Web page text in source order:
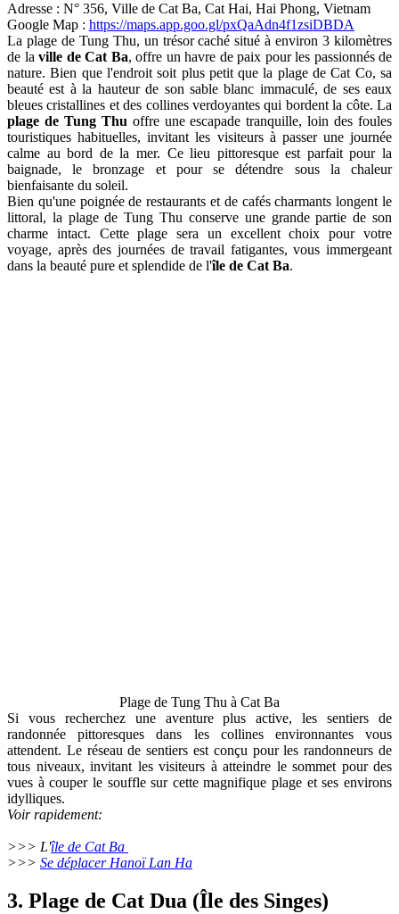
Adresse : N° 356, Ville de Cat Ba, Cat Hai, Hai Phong, Vietnam
Google Map : https://maps.app.goo.gl/pxQaAdn4f1zsiDBDA
La plage de Tung Thu, un trésor caché situé à environ 3 kilomètres
de la ville de Cat Ba, offre un havre de paix pour les passionnés de
nature. Bien que l'endroit soit plus petit que la plage de Cat Co, sa
beauté est à la hauteur de son sable blanc immaculé, de ses eaux
bleues cristallines et des collines verdoyantes qui bordent la côte. La
plage de Tung Thu offre une escapade tranquille, loin des foules
touristiques habituelles, invitant les visiteurs à passer une journée
calme au bord de la mer. Ce lieu pittoresque est parfait pour la
baignade, le bronzage et pour se détendre sous la chaleur
bienfaisante du soleil.
Bien qu'une poignée de restaurants et de cafés charmants longent le
littoral, la plage de Tung Thu conserve une grande partie de son
charme intact. Cette plage sera un excellent choix pour votre
voyage, après des journées de travail fatigantes, vous immergeant
dans la beauté pure et splendide de l'île de Cat Ba.
Plage de Tung Thu à Cat Ba
Si vous recherchez une aventure plus active, les sentiers de
randonnée pittoresques dans les collines environnantes vous
attendent. Le réseau de sentiers est conçu pour les randonneurs de
tous niveaux, invitant les visiteurs à atteindre le sommet pour des
vues à couper le souffle sur cette magnifique plage et ses environs
idylliques.
Voir rapidement:
>>> L'île de Cat Ba
>>> Se déplacer Hanoï Lan Ha
3. Plage de Cat Dua (Île des Singes)